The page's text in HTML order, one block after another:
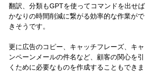
翻訳、分類もGPTを使ってコマンドを出せば
かなりの時間削減に繋がる効率的な作業がで
きそうです。
更に広告のコピー、キャッチフレーズ、キャ
ンペーンメールの件名など、顧客の関心を引
くために必要なものを作成することもできま